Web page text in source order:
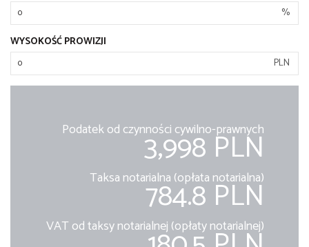
%
WYSOKOŚĆ PROWIZJI
PLN
Podatek od czynności cywilno-prawnych
3,998 PLN
Taksa notarialna (opłata notarialna)
784.8 PLN
VAT od taksy notarialnej (opłaty notarialnej)